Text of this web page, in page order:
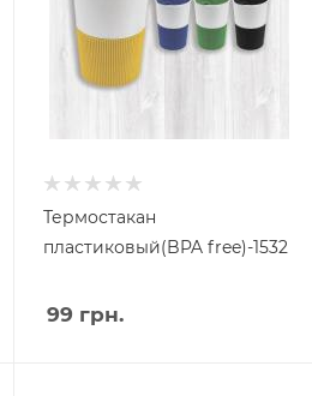
Термостакан
пластиковый(BPA free)-1532
99 грн.